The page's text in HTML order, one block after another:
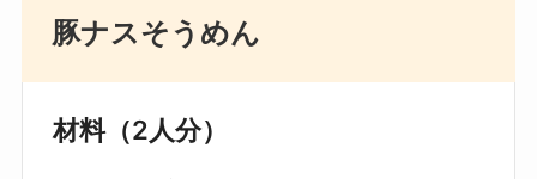
豚ナスそうめん
材料（2人分）